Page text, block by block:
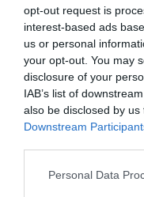
opt-out request is
interest-based ads
us or personal
your opt-out. You may
disclosure of your
IAB’s list of
also be disclosed by
Downstream
Personal Data
Cum se
să vă protejați
În primul rând, se
deconciliere, care
comune între cele
Dacă, în schimb, nu